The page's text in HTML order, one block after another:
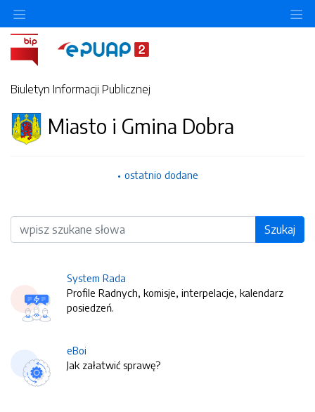
Biuletyn Informacji Publicznej
Miasto i Gmina Dobra
ostatnio dodane
Wyszukiwarka Szukaj
System Rada
Profile Radnych, komisje, interpelacje, kalendarz
posiedzeń.
eBoi
Jak załatwić sprawę?